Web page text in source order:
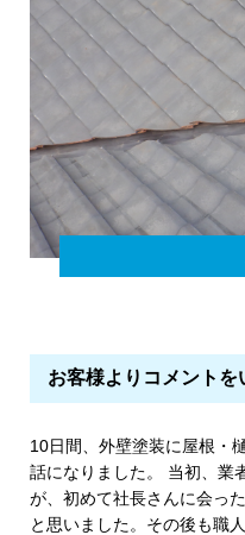
お客様よりコメントを
10日間、外壁塗装に屋根・
話になりました。 当初、業
が、初めて社長さんに会っ
と思いました。その後も職